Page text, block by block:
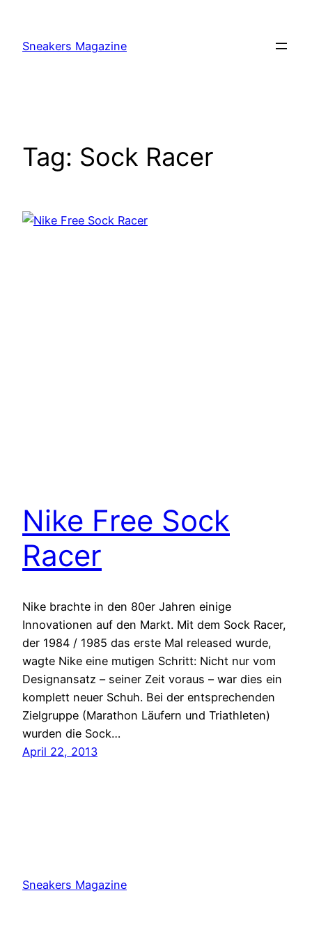
content
Sneakers Magazine
Tag: Sock Racer
Nike Free Sock
Racer
Nike brachte in den 80er Jahren einige
Innovationen auf den Markt. Mit dem Sock Racer,
der 1984 / 1985 das erste Mal released wurde,
wagte Nike eine mutigen Schritt: Nicht nur vom
Designansatz – seiner Zeit voraus – war dies ein
komplett neuer Schuh. Bei der entsprechenden
Zielgruppe (Marathon Läufern und Triathleten)
wurden die Sock…
April 22, 2013
Sneakers Magazine